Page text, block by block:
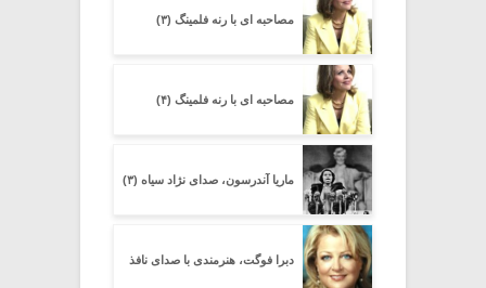
مصاحبه ای با رنه فلمینگ (۳)
مصاحبه ای با رنه فلمینگ (۴)
ماریا آندرسون، صدای نژاد سیاه (۳)
دبرا فوگت، هنرمندی با صدای نافذ